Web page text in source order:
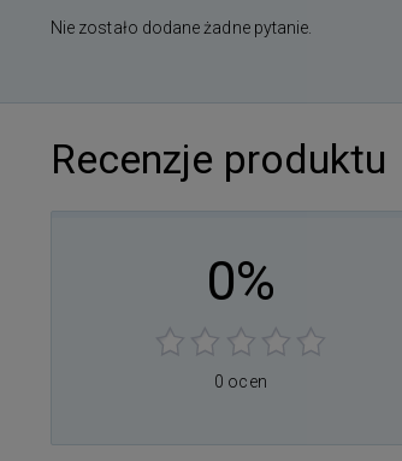
Nie zostało dodane żadne pytanie.
Recenzje produktu
0%
0 ocen